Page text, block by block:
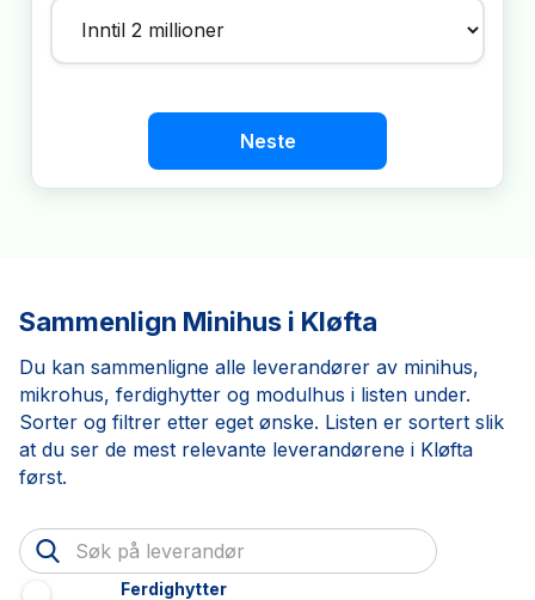
Neste
Sammenlign Minihus i Kløfta
Du kan sammenligne alle leverandører av minihus,
mikrohus, ferdighytter og modulhus i listen under.
Sorter og filtrer etter eget ønske. Listen er sortert slik
at du ser de mest relevante leverandørene i Kløfta
først.
Ferdighytter